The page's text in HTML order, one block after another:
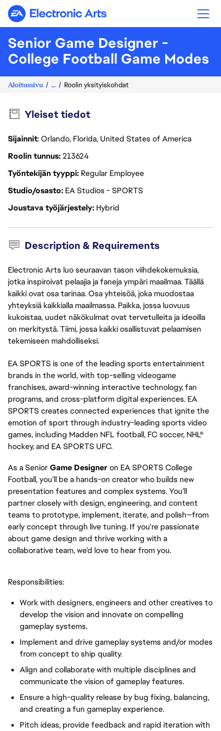
Electronic Arts
Senior Game Designer -
College Football Game Modes
Aloitussivu ... Roolin yksityiskohdat
Yleiset tiedot
Sijainnit: Orlando, Florida, United States of America
Roolin tunnus213624
Työntekijän tyyppi Regular Employee
Studio/osasto EA Studios - SPORTS
Joustava työjärjestely Hybrid
Description & Requirements
Electronic Arts luo seuraavan tason viihdekokemuksia,
jotka inspiroivat pelaajia ja faneja ympäri maailmaa. Täällä
kaikki ovat osa tarinaa. Osa yhteisöä, joka muodostaa
yhteyksiä kaikkialla maailmassa. Paikka, jossa luovuus
kukoistaa, uudet näkökulmat ovat tervetulleita ja ideoilla
on merkitystä. Tiimi, jossa kaikki osallistuvat pelaamisen
tekemiseen mahdolliseksi.
EA SPORTS is one of the leading sports entertainment
brands in the world, with top-selling videogame
franchises, award-winning interactive technology, fan
programs, and cross-platform digital experiences. EA
SPORTS creates connected experiences that ignite the
emotion of sport through industry-leading sports video
games, including Madden NFL football, FC soccer, NHL®
hockey, and EA SPORTS UFC.
As a SeniorGame Designeron EA SPORTS College
Football, you’ll be a hands-on creator who builds new
presentation features and complex systems. You’ll
partner closely with design, engineering, and content
teams to prototype, implement, iterate, and polish—from
early concept through live tuning. If you're passionate
about game design and thrive working with a
collaborative team, we’d love to hear from you.
Responsibilities:
Work with designers, engineers and other creatives to
develop the vision and innovate on compelling
gameplay systems.
Implement and drive gameplay systems and/or modes
from concept to ship quality.
Align and collaborate with multiple disciplines and
communicate the vision of gameplay features.
Ensure a high-quality release by bug fixing, balancing,
and creating a fun gameplay experience.
Pitch ideas, provide feedback and rapid iteration with